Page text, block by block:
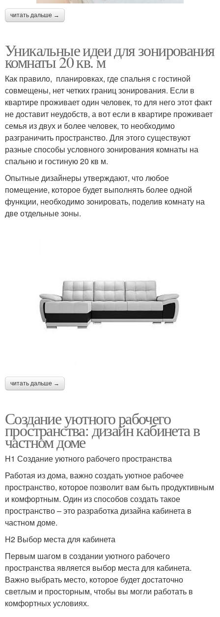
читать дальше →
Уникальные идеи для зонирования
комнаты 20 кв. м
Как правило, планировках, где спальня с гостиной
совмещены, нет четких границ зонирования. Если в
квартире проживает один человек, то для него этот факт
не доставит неудобств, а вот если в квартире проживает
семья из двух и более человек, то необходимо
разграничить пространство. Для этого существуют
разные способы условного зонирования комнаты на
спальню и гостиную 20 кв м.
Опытные дизайнеры утверждают, что любое
помещение, которое будет выполнять более одной
функции, необходимо зонировать, поделив комнату на
две отдельные зоны.
читать дальше →
Создание уютного рабочего
пространства: дизайн кабинета в
частном доме
H1 Создание уютного рабочего пространства
Работая из дома, важно создать уютное рабочее
пространство, которое позволит вам быть продуктивным
и комфортным. Один из способов создать такое
пространство – это разработка дизайна кабинета в
частном доме.
H2 Выбор места для кабинета
Первым шагом в создании уютного рабочего
пространства является выбор места для кабинета.
Важно выбрать место, которое будет достаточно
светлым и просторным, чтобы вы могли работать в
комфортных условиях.